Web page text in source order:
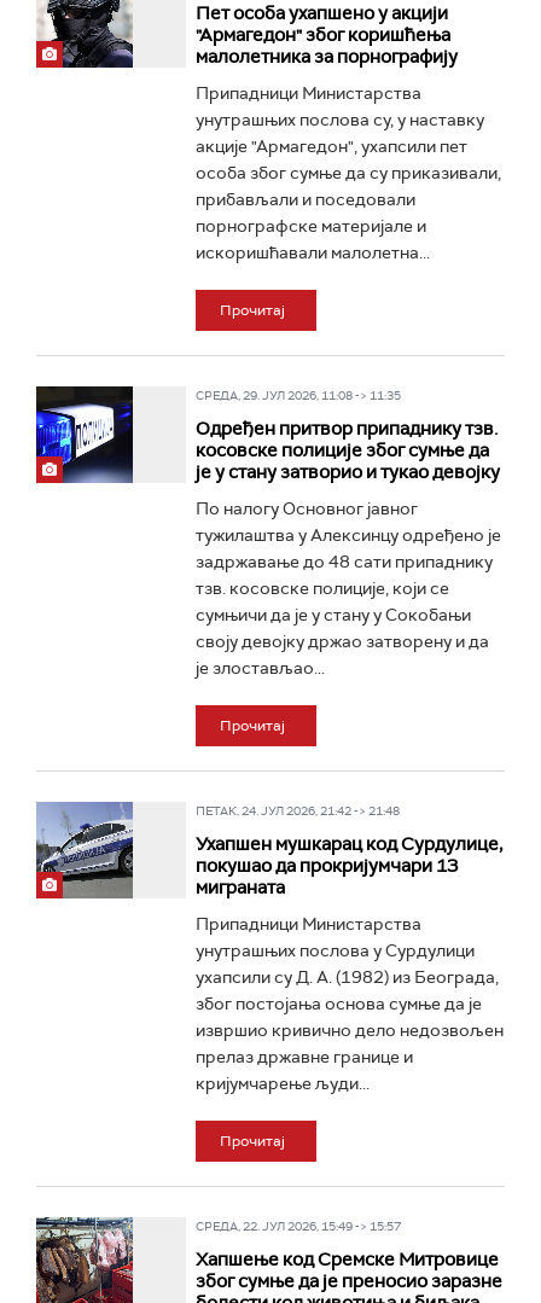
Пет особа ухапшено у акцији
"Армагедон" због коришћења
малолетника за порнографију
Припадници Министарства
унутрашњих послова су, у наставку
акције "Армагедон", ухапсили пет
особа због сумње да су приказивали,
прибављали и поседовали
порнографске материјале и
искоришћавали малолетна...
Прочитај
СРЕДА, 29. ЈУЛ 2026, 11:08 -> 11:35
Одређен притвор припаднику тзв.
косовске полиције због сумње да
је у стану затворио и тукао девојку
По налогу Основног јавног
тужилаштва у Алексинцу одређено је
задржавање до 48 сати припаднику
тзв. косовске полиције, који се
сумњичи да је у стану у Сокобањи
своју девојку држао затворену и да
је злостављао...
Прочитај
ПЕТАК, 24. ЈУЛ 2026, 21:42 -> 21:48
Ухапшен мушкарац код Сурдулице,
покушао да прокријумчари 13
миграната
Припадници Министарства
унутрашњих послова у Сурдулици
ухапсили су Д. А. (1982) из Београда,
због постојања основа сумње да је
извршио кривично дело недозвољен
прелаз државне границе и
кријумчарење људи...
Прочитај
СРЕДА, 22. ЈУЛ 2026, 15:49 -> 15:57
Хапшење код Сремске Митровице
због сумње да је преносио заразне